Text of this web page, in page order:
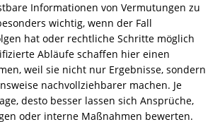
Informationen von Vermutungen zu
wichtig, wenn der Fall
hat oder rechtliche Schritte möglich
Abläufe schaffen hier einen
weil sie nicht nur Ergebnisse, sondern
nachvollziehbarer machen. Je
desto besser lassen sich Ansprüche,
oder interne Maßnahmen bewerten.